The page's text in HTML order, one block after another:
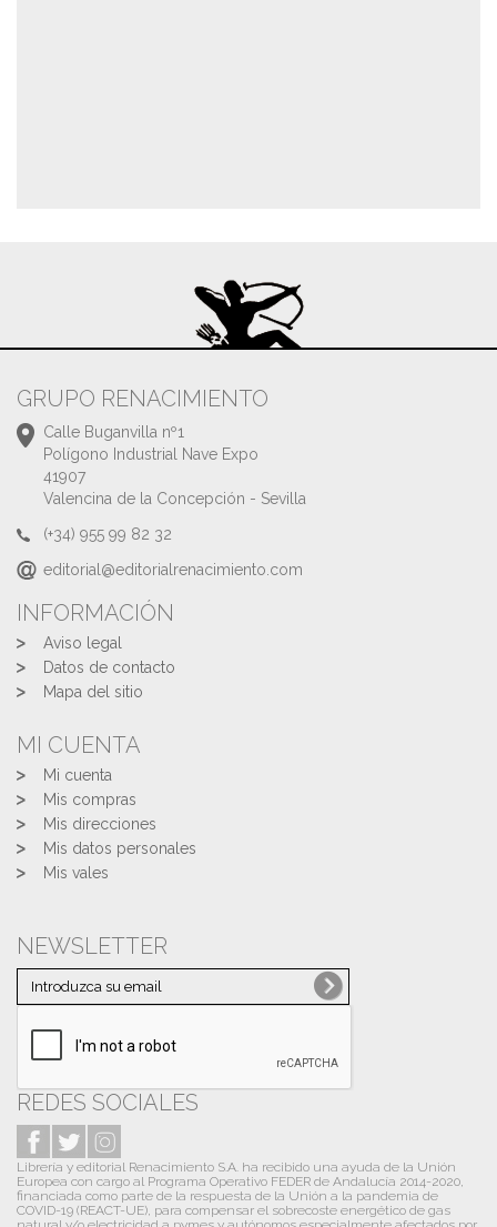
GRUPO RENACIMIENTO
Calle Buganvilla nº1
Polígono Industrial Nave Expo
41907
Valencina de la Concepción - Sevilla
(+34) 955 99 82 32
editorial@editorialrenacimiento.com
INFORMACIÓN
Aviso legal
Datos de contacto
Mapa del sitio
MI CUENTA
Mi cuenta
Mis compras
Mis direcciones
Mis datos personales
Mis vales
NEWSLETTER
REDES SOCIALES
Librería y editorial Renacimiento S.A. ha recibido una ayuda de la Unión
Europea con cargo al Programa Operativo FEDER de Andalucía 2014-2020,
financiada como parte de la respuesta de la Unión a la pandemia de
COVID-19 (REACT-UE), para compensar el sobrecoste energético de gas